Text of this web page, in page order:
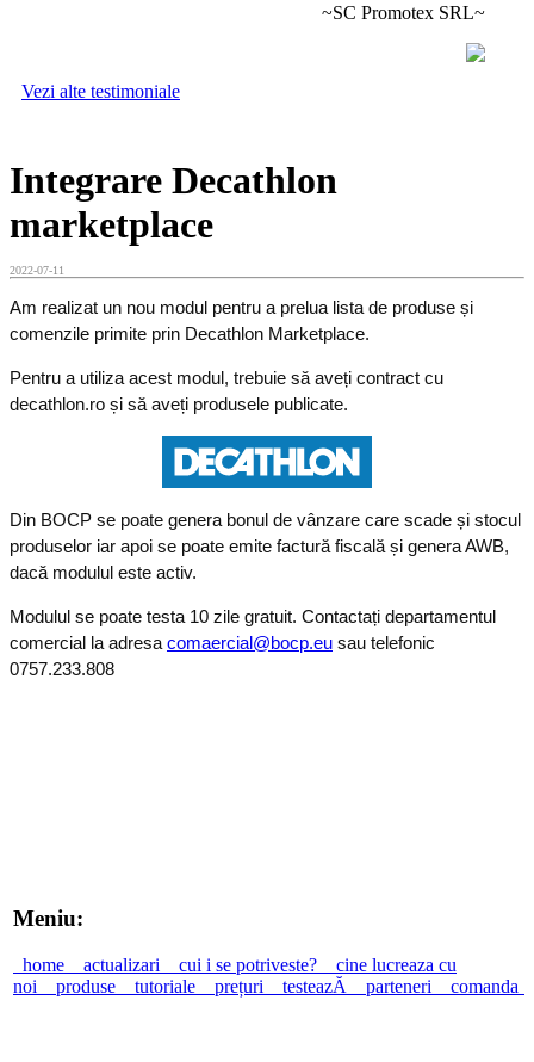
~SC Promotex SRL~
Vezi alte testimoniale
Integrare Decathlon
marketplace
2022-07-11
Am realizat un nou modul pentru a prelua lista de produse și
comenzile primite prin Decathlon Marketplace.
Pentru a utiliza acest modul, trebuie să aveți contract cu
decathlon.ro și să aveți produsele publicate.
Din BOCP se poate genera bonul de vânzare care scade și stocul
produselor iar apoi se poate emite factură fiscală și genera AWB,
dacă modulul este activ.
Modulul se poate testa 10 zile gratuit. Contactați departamentul
comercial la adresa comaercial@bocp.eu sau telefonic
0757.233.808
Meniu:
home actualizari cui i se potriveste?
cine lucreaza cu
noi
produse tutoriale prețuri testeazĂ parteneri comanda